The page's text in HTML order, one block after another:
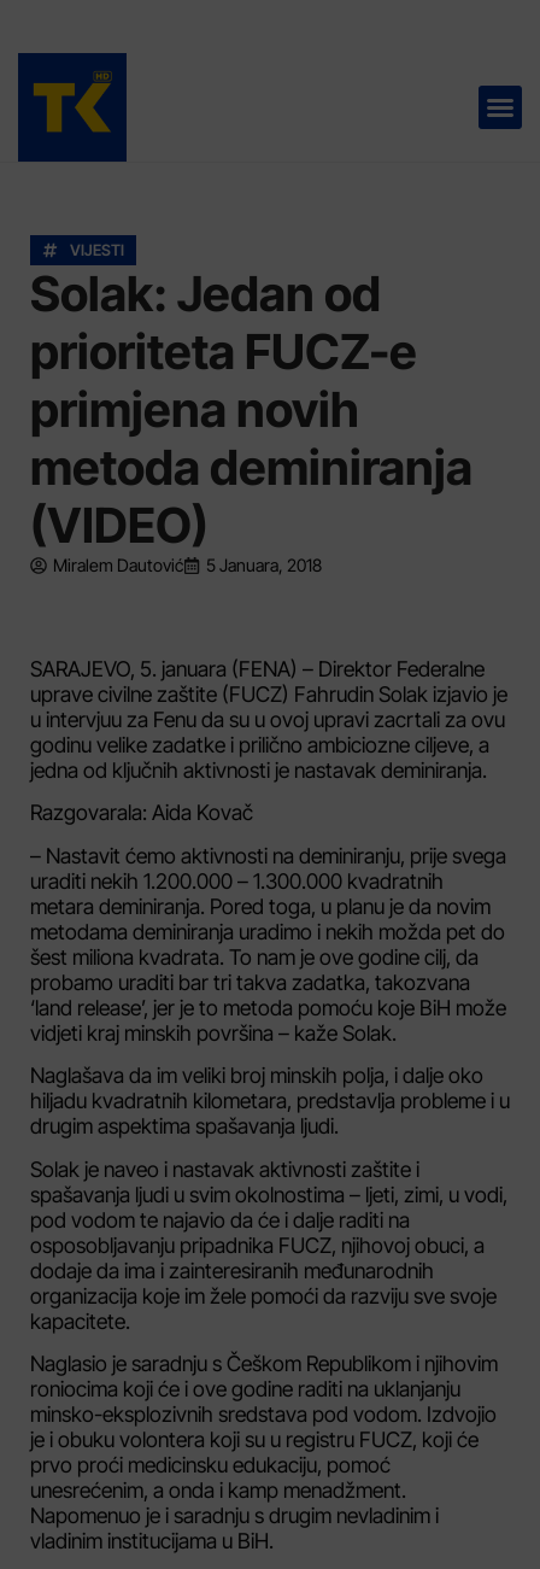
VIJESTI
Solak: Jedan od
prioriteta FUCZ-e
primjena novih
metoda deminiranja
(VIDEO)
Miralem Dautović 5 Januara, 2018
SARAJEVO, 5. januara (FENA) – Direktor Federalne
uprave civilne zaštite (FUCZ) Fahrudin Solak izjavio je
u intervjuu za Fenu da su u ovoj upravi zacrtali za ovu
godinu velike zadatke i prilično ambiciozne ciljeve, a
jedna od ključnih aktivnosti je nastavak deminiranja.
Razgovarala: Aida Kovač
– Nastavit ćemo aktivnosti na deminiranju, prije svega
uraditi nekih 1.200.000 – 1.300.000 kvadratnih
metara deminiranja. Pored toga, u planu je da novim
metodama deminiranja uradimo i nekih možda pet do
šest miliona kvadrata. To nam je ove godine cilj, da
probamo uraditi bar tri takva zadatka, takozvana
‘land release’, jer je to metoda pomoću koje BiH može
vidjeti kraj minskih površina – kaže Solak.
Naglašava da im veliki broj minskih polja, i dalje oko
hiljadu kvadratnih kilometara, predstavlja probleme i u
drugim aspektima spašavanja ljudi.
Solak je naveo i nastavak aktivnosti zaštite i
spašavanja ljudi u svim okolnostima – ljeti, zimi, u vodi,
pod vodom te najavio da će i dalje raditi na
osposobljavanju pripadnika FUCZ, njihovoj obuci, a
dodaje da ima i zainteresiranih međunarodnih
organizacija koje im žele pomoći da razviju sve svoje
kapacitete.
Naglasio je saradnju s Češkom Republikom i njihovim
roniocima koji će i ove godine raditi na uklanjanju
minsko-eksplozivnih sredstava pod vodom. Izdvojio
je i obuku volontera koji su u registru FUCZ, koji će
prvo proći medicinsku edukaciju, pomoć
unesrećenim, a onda i kamp menadžment.
Napomenuo je i saradnju s drugim nevladinim i
vladinim institucijama u BiH.